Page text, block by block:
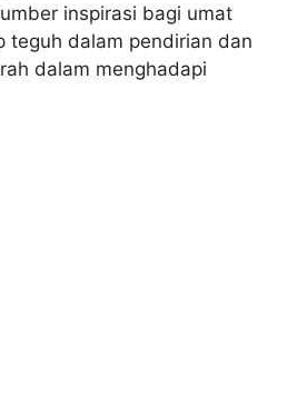
inspirasi bagi umat
teguh dalam pendirian dan
dalam menghadapi